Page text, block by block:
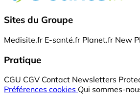
Sites du Groupe
Medisite.fr E-santé.fr Planet.fr New
Pratique
CGU CGV Contact Newsletters
Préférences cookies Qui sommes-